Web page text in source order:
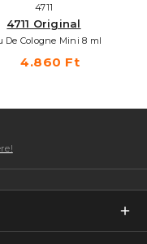
4711
4711 Original
De Cologne Mini 8 ml
4.860 Ft